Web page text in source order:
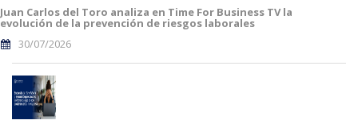
Juan Carlos del Toro analiza en Time For Business TV la
evolución de la prevención de riesgos laborales
30/07/2026